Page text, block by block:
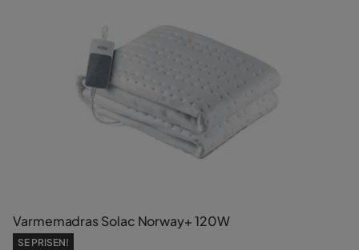
Varmemadras Solac Norway+ 120W
SE PRISEN!